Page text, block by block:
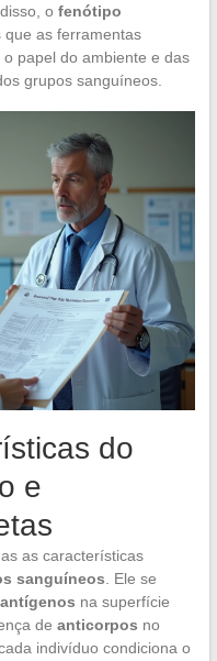
o fenótipo
que as ferramentas
papel do ambiente e das
grupos sanguíneos.
do
e
as características
sanguíneos . Ele se
antígenos na superfície
de anticorpos no
indivíduo condiciona o